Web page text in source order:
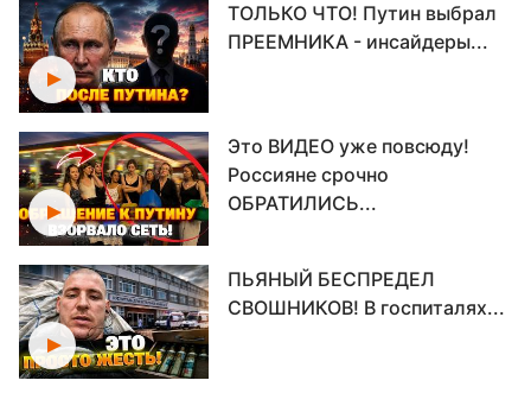
ТОЛЬКО ЧТО! Путин выбрал
ПРЕЕМНИКА - инсайдеры...
Это ВИДЕО уже повсюду!
Россияне срочно
ОБРАТИЛИСЬ...
ПЬЯНЫЙ БЕСПРЕДЕЛ
СВОШНИКОВ! В госпиталях...